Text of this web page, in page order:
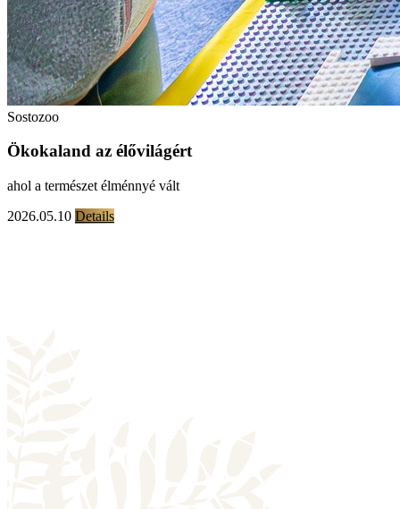
Sostozoo
Ökokaland az élővilágért
ahol a természet élménnyé vált
2026.05.10 Details